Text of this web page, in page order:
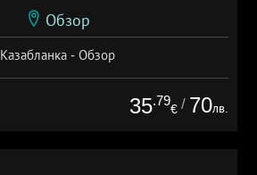
Обзор
Казабланка - Обзор
35.79
€ / 70лв.